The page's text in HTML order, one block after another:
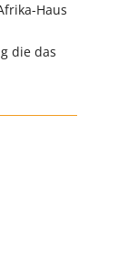
Haus
die das